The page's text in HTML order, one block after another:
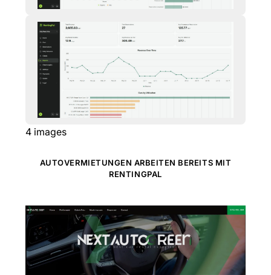
4 images
AUTOVERMIETUNGEN ARBEITEN BEREITS MIT
RENTINGPAL